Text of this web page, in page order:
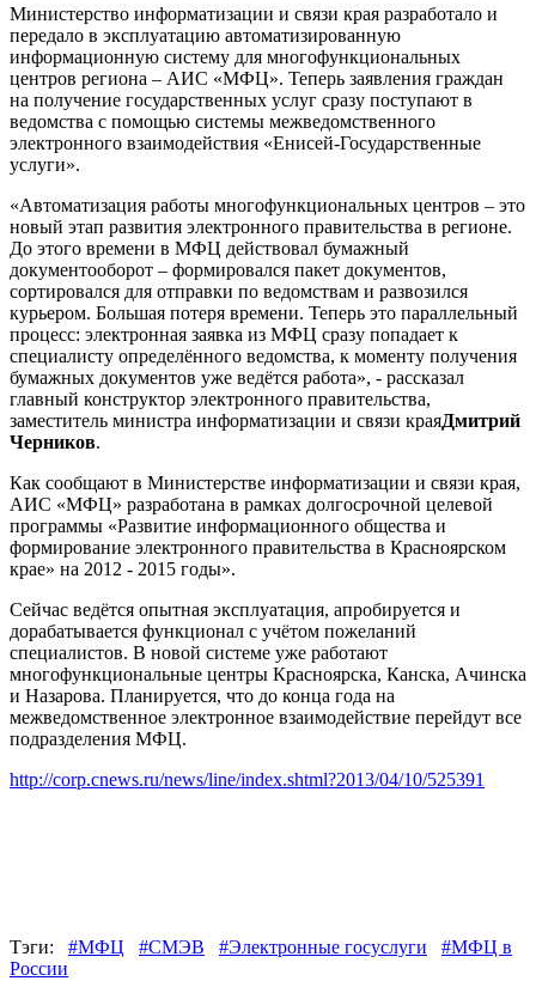
Министерство информатизации и связи края разработало и
передало в эксплуатацию автоматизированную
информационную систему для многофункциональных
центров региона – АИС «МФЦ». Теперь заявления граждан
на получение государственных услуг сразу поступают в
ведомства с помощью системы межведомственного
электронного взаимодействия «Енисей-Государственные
услуги».
«Автоматизация работы многофункциональных центров – это
новый этап развития электронного правительства в регионе.
До этого времени в МФЦ действовал бумажный
документооборот – формировался пакет документов,
сортировался для отправки по ведомствам и развозился
курьером. Большая потеря времени. Теперь это параллельный
процесс: электронная заявка из МФЦ сразу попадает к
специалисту определённого ведомства, к моменту получения
бумажных документов уже ведётся работа», - рассказал
главный конструктор электронного правительства,
заместитель министра информатизации и связи краяДмитрий
Черников.
Как сообщают в Министерстве информатизации и связи края,
АИС «МФЦ» разработана в рамках долгосрочной целевой
программы «Развитие информационного общества и
формирование электронного правительства в Красноярском
крае» на 2012 - 2015 годы».
Сейчас ведётся опытная эксплуатация, апробируется и
дорабатывается функционал с учётом пожеланий
специалистов. В новой системе уже работают
многофункциональные центры Красноярска, Канска, Ачинска
и Назарова. Планируется, что до конца года на
межведомственное электронное взаимодействие перейдут все
подразделения МФЦ.
http://corp.cnews.ru/news/line/index.shtml?2013/04/10/525391
Тэги: #МФЦ #СМЭВ #Электронные госуслуги
#МФЦ в
России